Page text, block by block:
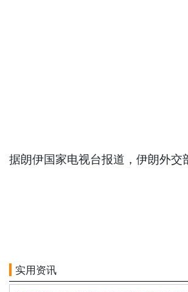
据朗伊国家电视台报道，伊朗外交
实用资讯